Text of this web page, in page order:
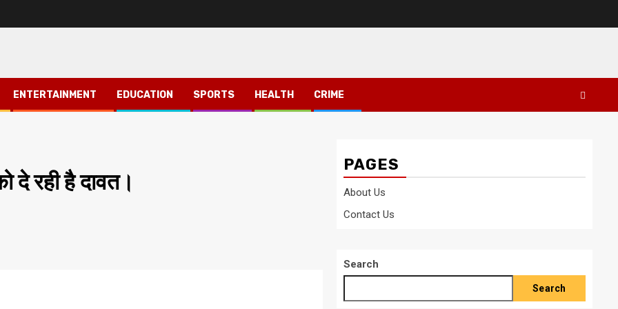
ENTERTAINMENT EDUCATION SPORTS HEALTH CRIME
दे रही है दावत।
PAGES
About Us
Contact Us
Search
Search